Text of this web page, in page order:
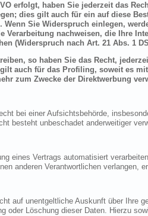
erfolgt, haben Sie jederzeit das
dies gilt auch für ein auf diese
Sie Widerspruch einlegen,
nachweisen, die Ihre
(Widerspruch nach Art. 21 Abs. 1
so haben Sie das Recht,
auch für das Profiling, soweit es
zum Zwecke der Direktwerbung
bei einer Aufsichtsbehörde,
besteht unbeschadet anderweitiger
eines Vertrags automatisiert
anderen Verantwortlichen verlangen,
auf unentgeltliche Auskunft über Ihre
Löschung dieser Daten. Hierzu